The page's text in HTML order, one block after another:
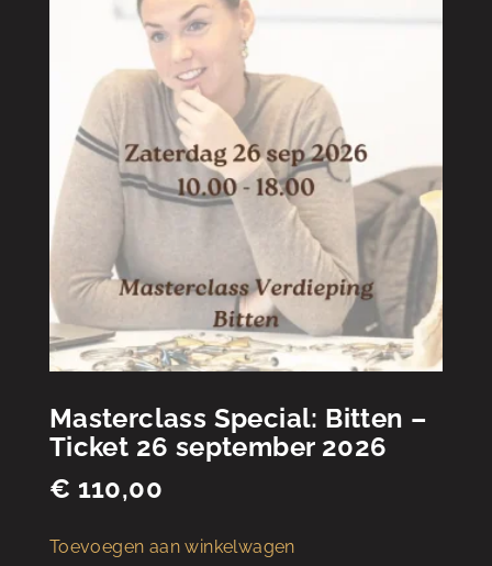
Masterclass Special: Bitten –
Ticket 26 september 2026
€ 110,00
Toevoegen aan winkelwagen